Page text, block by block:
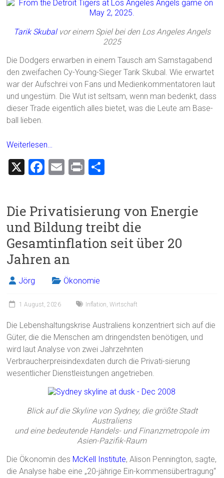
Tarik Skubalvor einem Spiel bei den Los Angeles Angels
2025
Die Dodgers erwarben in einem Tausch am Samstagabend
den zweifachen Cy-Young-Sieger Tarik Skubal. Wie erwartet
war der Aufschrei von Fans und Medienkommentatoren laut
und ungestüm. Die Wut ist seltsam, wenn man bedenkt, dass
dieser Trade eigentlich alles bietet, was die Leute am Base-
ball lieben.
Weiterlesen…
X
F
b
o
ok
E
l
Pr
n
Die Privatisierung von Energie
und Bildung treibt die
Gesamtinflation seit über 20
Jahren an
Jörg Ökonomie
1 August, 2026 Inflation,Wirtschaft
Die Lebenshaltungskrise Australiens konzentriert sich auf die
Güter, die die Menschen am dringendsten benötigen, und
wird laut Analyse von zwei Jahrzehnten
Verbraucherpreisindexdaten durch die Privati-sierung
wesentlicher Dienstleistungen angetrieben.
Blick auf die Skyline von Sydney, die größte Stadt
Australiens
und eine bedeutende Handels- und Finanzmetropole im
Asien-Pazifik-Raum
Die Ökonomin des McKell Institute, Alison Pennington, sagte,
die Analyse habe eine „20-jährige Ein-kommensübertragung“